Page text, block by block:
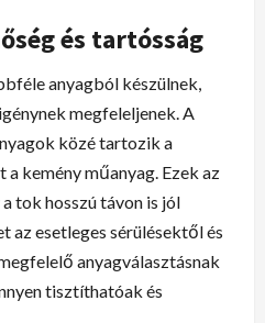
és tartósság
anyagból készülnek,
megfeleljenek. A
közé tartozik a
kemény műanyag. Ezek az
tok hosszú távon is jól
az esetleges sérülésektől és
anyagválasztásnak
tisztíthatóak és